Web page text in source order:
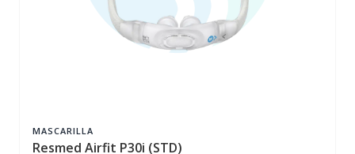
MASCARILLA
Resmed Airfit P30i (STD)